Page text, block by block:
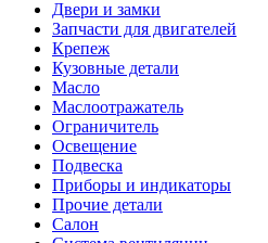
Двери и замки
Запчасти для двигателей
Крепеж
Кузовные детали
Масло
Маслоотражатель
Ограничитель
Освещение
Подвеска
Приборы и индикаторы
Прочие детали
Салон